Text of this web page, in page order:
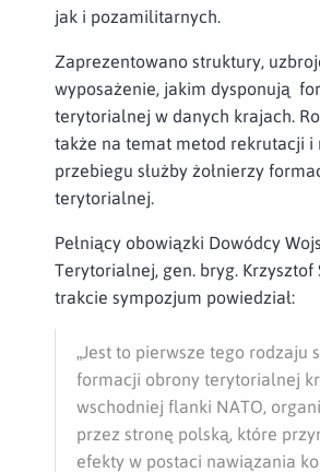
jak i pozamilitarnych.
Zaprezentowano struktury,
wyposażenie, jakim dysponują
terytorialnej w danych krajach.
także na temat metod rekrutacji i
przebiegu służby żołnierzy
terytorialnej.
Pełniący obowiązki Dowódcy
Terytorialnej, gen. bryg. Krzysztof
trakcie sympozjum powiedział:
„Jest to pierwsze tego rodzaju
formacji obrony terytorialnej
wschodniej flanki NATO,
przez stronę polską, które
efekty w postaci nawiązania